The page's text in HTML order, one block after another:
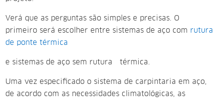
Verá que as perguntas são simples e precisas. O
primeiro será escolher entre sistemas de aço com rutura
de ponte térmica
e sistemas de aço sem rutura térmica.
Uma vez especificado o sistema de carpintaria em aço,
de acordo com as necessidades climatológicas, as